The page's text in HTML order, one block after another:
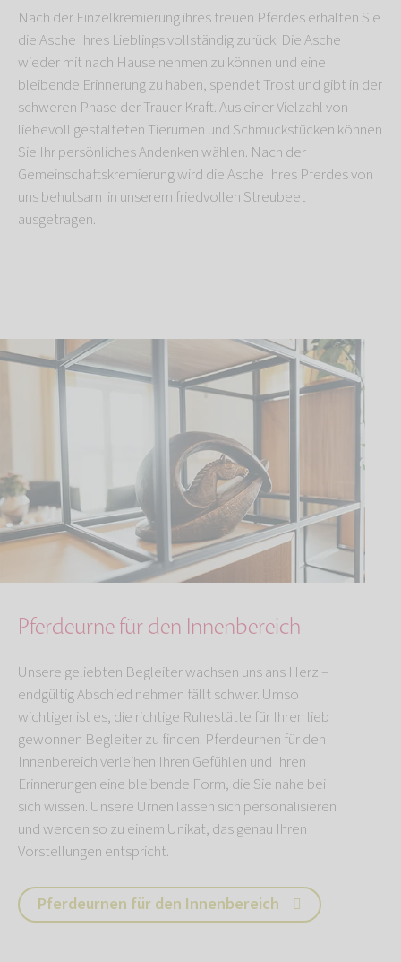
Nach der Einzelkremierung ihres treuen Pferdes erhalten Sie
die Asche Ihres Lieblings vollständig zurück. Die Asche
wieder mit nach Hause nehmen zu können und eine
bleibende Erinnerung zu haben, spendet Trost und gibt in der
schweren Phase der Trauer Kraft. Aus einer Vielzahl von
liebevoll gestalteten Tierurnen und Schmuckstücken können
Sie Ihr persönliches Andenken wählen. Nach der
Gemeinschaftskremierung wird die Asche Ihres Pferdes von
uns behutsam in unserem friedvollen Streubeet
ausgetragen.
Pferdeurne für den Innenbereich
Unsere geliebten Begleiter wachsen uns ans Herz –
endgültig Abschied nehmen fällt schwer. Umso
wichtiger ist es, die richtige Ruhestätte für Ihren lieb
gewonnen Begleiter zu finden. Pferdeurnen für den
Innenbereich verleihen Ihren Gefühlen und Ihren
Erinnerungen eine bleibende Form, die Sie nahe bei
sich wissen. Unsere Urnen lassen sich personalisieren
und werden so zu einem Unikat, das genau Ihren
Vorstellungen entspricht.
Pferdeurnen für den Innenbereich